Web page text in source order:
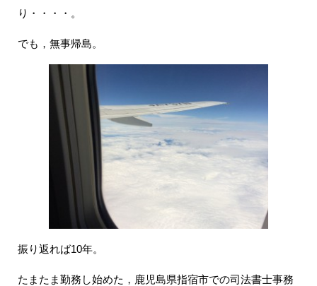
り・・・・。
でも，無事帰島。
振り返れば10年。
たまたま勤務し始めた，鹿児島県指宿市での司法書士事務